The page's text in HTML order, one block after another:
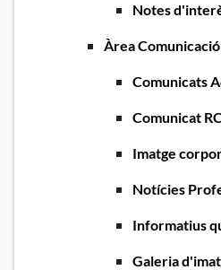
Notes
Àrea Comunicació
Comunicats
Comunicat
Imatge
Notícies
Informatius
Galeria